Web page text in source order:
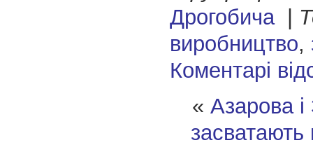
Дрогобича|
виробництво,
Коментарі
« Азарова